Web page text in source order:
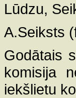
Lūdzu,
A.Seiksts
Godātais
komisija
iekšlietu